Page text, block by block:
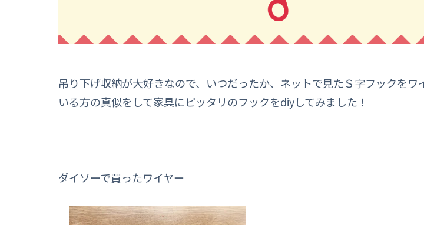
吊り下げ収納が大好きなので、いつだったか、ネットで見たＳ字フックをワ
いる方の真似をして家具にピッタリのフックをdiyしてみました！
ダイソーで買ったワイヤー